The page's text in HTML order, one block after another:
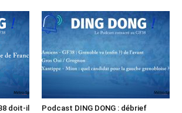
doit-il
Podcast DING DONG : débrief